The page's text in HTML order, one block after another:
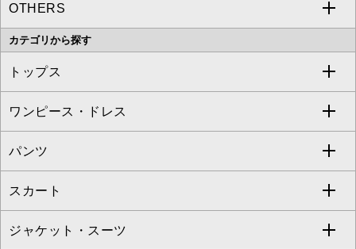
MK MICHEL KLEIN
OFUON le MK
MICHEL KLEIN HOMME
MK MICHEL KLEIN HOMME
a.v.v
OTHERS
MK MICHEL KLEIN BAG
カテゴリから探す
トップス
すべてのトップス
カットソー・Tシャツ
ブラウス・シャツ
ニット・セーター
ワンピース・ドレス
すべてのワンピース・ドレス
ワンピース
ドレス
パンツ
すべてのパンツ
フルレングスパンツ
スカート
すべてのスカート
ジャケット・スーツ